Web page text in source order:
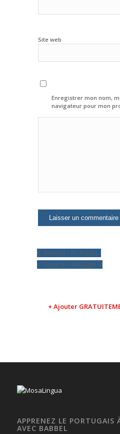
Site web
Enregistrer mon nom,
navigateur pour mon
Benfica – FC Porto
Hongrie – Portugal
+ Ajouter
APPRENEZ LE PORTUGAIS
AVEC BABBEL